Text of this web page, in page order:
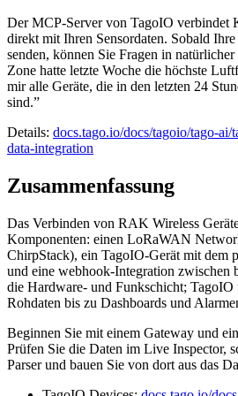
Der MCP-Server von TagoIO verbindet
direkt mit Ihren Sensordaten. Sobald
senden, können Sie Fragen in
Zone hatte letzte Woche die höchste
mir alle Geräte, die in den letzten 24
sind.”
Details: docs.tago.io/docs/tagoio/tago-
data-integration
Zusammenfassung
Das Verbinden von RAK Wireless
Komponenten: einen LoRaWAN
ChirpStack), ein TagoIO-Gerät mit dem
und eine webhook-Integration zwischen
die Hardware- und Funkschicht; TagoIO
Rohdaten bis zu Dashboards und
Beginnen Sie mit einem Gateway und
Prüfen Sie die Daten im Live Inspector,
Parser und bauen Sie von dort aus das